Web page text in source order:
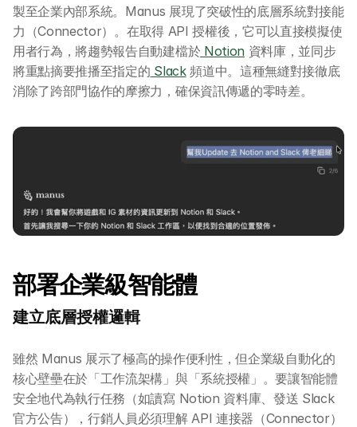
製至企業內部系統。Manus 展現了突破性的底層系統對接能
力（Connector）。在取得 API 授權後，它可以直接模擬使
用者行為，將趨勢報告自動建檔於 Notion 資料庫，並同步
將重點摘要推播至指定的 Slack 頻道中。這種無縫對接徹底
消除了跨部門協作的摩擦力，確保資訊傳遞的零時差。
部署企業級智能體
建立底層授權邏輯
雖然 Manus 展示了極高的操作便利性，但企業級自動化的
核心壁壘在於「工作流架構」與「系統授權」。要讓智能體
安全地代為執行任務（如讀寫 Notion 資料庫、發送 Slack
官方公告），行銷人員必須理解 API 連接器（Connector）
關於 DotAI
全系列 30 小時
AI-in-One 全年 AI 學習通行證
AI Builder 實戰訓練營
各類應用主題
AI 應用主題班系列
DotAI 課程時間表
AI 活動